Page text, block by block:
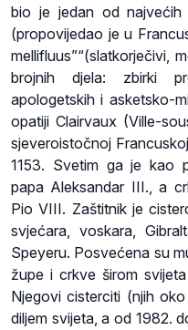
bio je jedan od najvećih
(propovijedao je u
mellifluus”“(slatkorječivi,
brojnih djela: zbirki
apologetskih i asketsko-
opatiji Clairvaux (Ville-
sjeveroistočnoj
1153. Svetim ga je kao
papa Aleksandar III., a
Pio VIII. Zaštitnik je
svjećara, voskara,
Speyeru. Posvećena su
župe i crkve širom
Njegovi cisterciti (njih
diljem svijeta, a od 1982.